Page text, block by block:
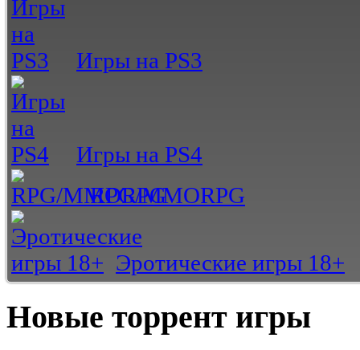
Игры на PS3
Игры на PS4
RPG/MMORPG
Эротические игры 18+
Новые торрент игры